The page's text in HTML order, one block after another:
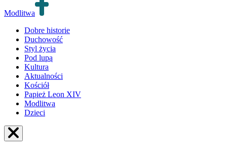
Modlitwa
Dobre historie
Duchowość
Styl życia
Pod lupą
Kultura
Aktualności
Kościół
Papież Leon XIV
Modlitwa
Dzieci